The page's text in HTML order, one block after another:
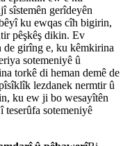
sîstemên gerîdeyên
ku ewqas cîh bigirin,
pêşkêş dikin. Ev
girîng e, ku kêmkirina
sotemeniyê û
torkê di heman demê de
lezdanek nermtir û
ku ew ji bo wesayîtên
teserûfa sotemeniyê